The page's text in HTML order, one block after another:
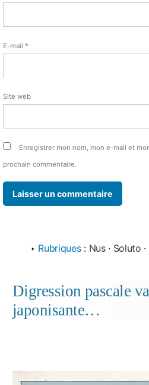
E-mail *
Site web
Enregistrer mon nom, mon e-mail et
prochain commentaire.
‣ Rubriques : Nus· Soluto ·
Digression pascale
japonisante…